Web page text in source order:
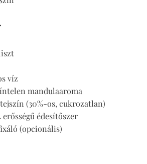
víz
mandulaaroma
(30%-os, cukrozatlan)
erősségű édesítőszer
(opcionális)